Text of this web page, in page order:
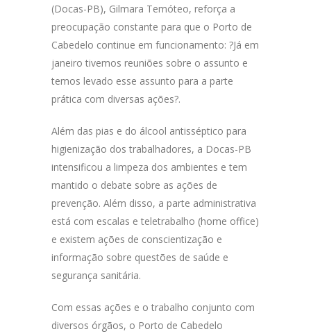
(Docas-PB), Gilmara Temóteo, reforça a
preocupação constante para que o Porto de
Cabedelo continue em funcionamento: ?Já em
janeiro tivemos reuniões sobre o assunto e
temos levado esse assunto para a parte
prática com diversas ações?.
Além das pias e do álcool antisséptico para
higienização dos trabalhadores, a Docas-PB
intensificou a limpeza dos ambientes e tem
mantido o debate sobre as ações de
prevenção. Além disso, a parte administrativa
está com escalas e teletrabalho (home office)
e existem ações de conscientização e
informação sobre questões de saúde e
segurança sanitária.
Com essas ações e o trabalho conjunto com
diversos órgãos, o Porto de Cabedelo